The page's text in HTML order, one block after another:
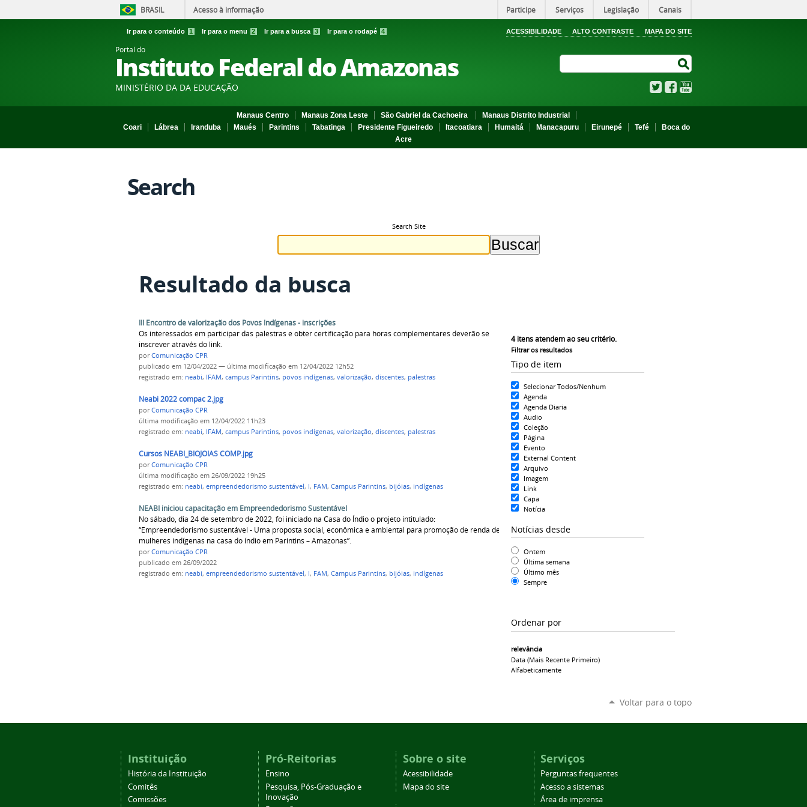
BRASIL Acesso à informação Participe Serviços Legislação Canais
Ir para o conteúdo 1 Ir para o menu 2 Ir para a busca 3 Ir para o rodapé 4 ACESSIBILIDADE ALTO CONTRASTE MAPA DO SITE
Portal do
Instituto Federal do Amazonas
MINISTÉRIO DA DA EDUCAÇÃO TwitterFacebook
Manaus Centro Manaus Zona Leste São Gabriel da Cachoeira
Manaus Distrito Industrial
Coari
Lábrea Iranduba Maués Parintins Tabatinga Presidente Figueiredo Itacoatiara Humaitá Manacapuru Eirunepé Tefé
Boca do
Acre
Search
Search Site
Resultado da busca
4itens atendem ao seu critério.
Filtrar os resultados
Tipo de item
Selecionar Todos/Nenhum
Agenda
Agenda Diaria
Audio
Coleção
Página
Evento
External Content
Arquivo
Imagem
Link
Capa
Notícia
Notícias desde
Ontem
Última semana
Último mês
Sempre
Ordenar por
relevância
Data (mais Recente Primeiro)
Alfabeticamente
III Encontro de valorização dos Povos Indígenas - inscrições
Os interessados em participar das palestras e obter certificação para horas complementares deverão se
inscrever através do link.
porComunicação CPR
publicado em 12/04/2022 — última modificação em 12/04/2022 12h52
registrado em: neabi, IFAM, campus Parintins, povos indígenas, valorização, discentes, palestras
Neabi 2022 compac 2.jpg
porComunicação CPR
última modificação em 12/04/2022 11h23
registrado em: neabi, IFAM, campus Parintins, povos indígenas, valorização, discentes, palestras
Cursos NEABI_BIOJOIAS COMP.jpg
porComunicação CPR
última modificação em 26/09/2022 19h25
registrado em: neabi, empreendedorismo sustentável, I, FAM, Campus Parintins, bijóias, indígenas
NEABI iniciou capacitação em Empreendedorismo Sustentável
No sábado, dia 24 de setembro de 2022, foi iniciado na Casa do Índio o projeto intitulado:
“Empreendedorismo sustentável - Uma proposta social, econômica e ambiental para promoção de renda de
mulheres indígenas na casa do índio em Parintins – Amazonas”.
porComunicação CPR
publicado em 26/09/2022
registrado em: neabi, empreendedorismo sustentável, I, FAM, Campus Parintins, bijóias, indígenas
Voltar para o topo
Instituição
História da Instituição
Comitês
Comissões
Pró-Reitorias
Ensino
Pesquisa, Pós-Graduação e
Inovação
Sobre o site
Acessibilidade
Mapa do site
Serviços
Perguntas frequentes
Acesso a sistemas
Área de imprensa